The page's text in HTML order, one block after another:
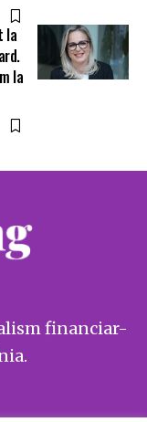
la
la
financiar-